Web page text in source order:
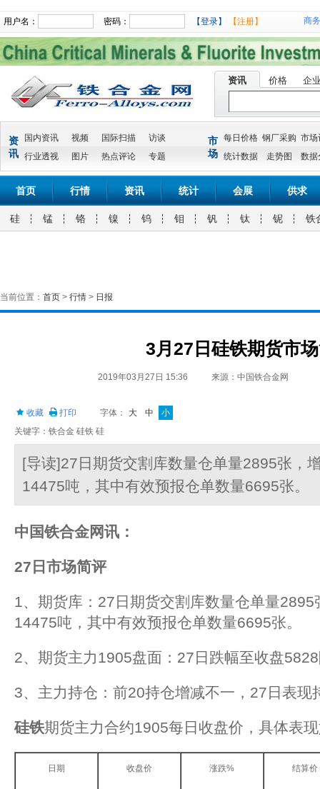
用户名： 密码： 【登录】 【注册】 商
资讯 价格 企
资
讯
国内资讯 视频 国际扫描
访谈
行业透视
图片 热点评论 专题
市
场
每日价格 钢厂采购 市场
统计数据
走势图 数据
首页 行情 资讯 统计 会展 供求
硅 锰 铬 镍 钨 钼 钒 钛 铌 铁
当前位置： 首页 > 行情 > 日报
3月27日硅铁期货市
2019年03月27日 15:36 来源：中国铁合金网
收藏 打印 字体： 大 中
小
关键字：铁合金 硅铁 硅
[导读]27日期货交割库数量仓单量2895张，
14475吨，其中有效预报仓单数量6695张。
中国铁合金网讯：
27 日市场简评
1、期货库：27日期货交割库数量仓单量
14475吨，其中有效预报仓单数量6695张。
2、期货主力1905盘面：27日跌幅至收盘
3、主力持仓：前20持仓增减不一，27日表现
硅铁期货主力合约1905每日收盘价，具体表
日期 收盘价 涨跌% 结算价